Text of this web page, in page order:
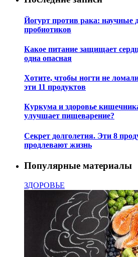
Йогурт против рака: научные
пробиотиков
Какое питание защищает
одна опасная
Хотите, чтобы ногти не
эти 11 продуктов
Куркума и здоровье
улучшает пищеварение?
Секрет долголетия. Эти 8
продлевают жизнь
Популярные материалы
ЗДОРОВЬЕ